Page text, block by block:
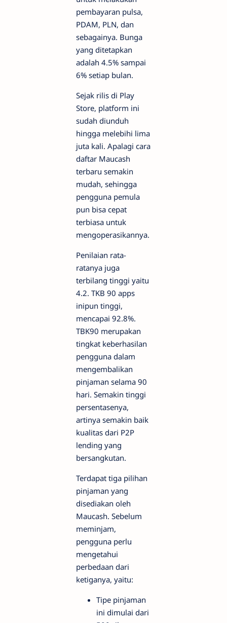
pembayaran pulsa,
PDAM, PLN, dan
sebagainya. Bunga
yang ditetapkan
adalah 4.5% sampai
6% setiap bulan.
Sejak rilis di Play
Store, platform ini
sudah diunduh
hingga melebihi lima
juta kali. Apalagi cara
daftar Maucash
terbaru semakin
mudah, sehingga
pengguna pemula
pun bisa cepat
terbiasa untuk
mengoperasikannya.
Penilaian rata-
ratanya juga
terbilang tinggi yaitu
4.2. TKB 90 apps
inipun tinggi,
mencapai 92.8%.
TBK90 merupakan
tingkat keberhasilan
pengguna dalam
mengembalikan
pinjaman selama 90
hari. Semakin tinggi
persentasenya,
artinya semakin baik
kualitas dari P2P
lending yang
bersangkutan.
Terdapat tiga pilihan
pinjaman yang
disediakan oleh
Maucash. Sebelum
meminjam,
pengguna perlu
mengetahui
perbedaan dari
ketiganya, yaitu:
Tipe pinjaman
ini dimulai dari